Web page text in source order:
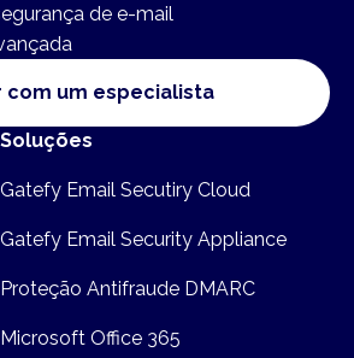
de e-mail
com um especialista
Soluções
Gatefy Email Secutiry Cloud
Gatefy Email Security Appliance
Proteção Antifraude DMARC
Microsoft Office 365